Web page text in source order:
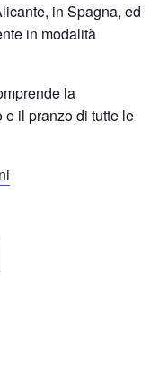
in Spagna, ed
in modalità
la
il pranzo di tutte le